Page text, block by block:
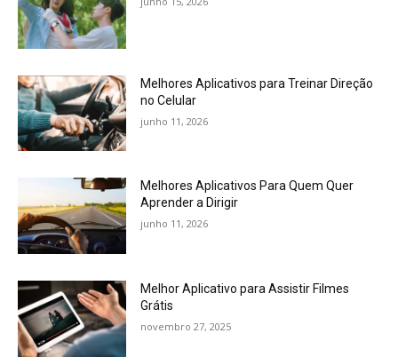
Melhores Aplicativos para Treinar Direção
no Celular
junho 11, 2026
Melhores Aplicativos Para Quem Quer
Aprender a Dirigir
junho 11, 2026
Melhor Aplicativo para Assistir Filmes
Grátis
novembro 27, 2025